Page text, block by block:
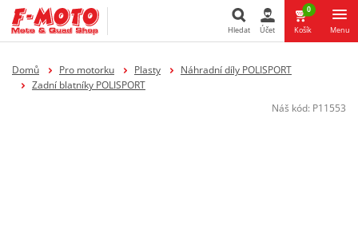
Hledat Účet
0
Košík Menu
Domů Pro motorku Plasty
Náhradní díly POLISPORT
Zadní blatníky POLISPORT
Náš kód: P11553